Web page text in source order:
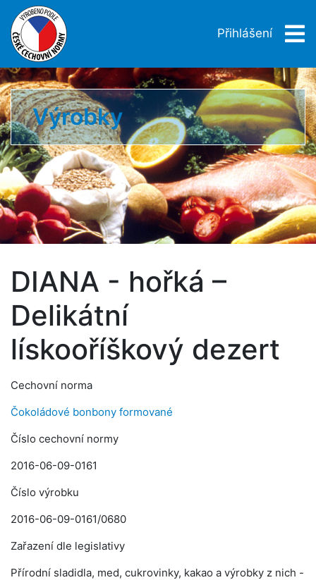
Přihlášení
Výrobky
DIANA - hořká –
Delikátní
lískooříškový dezert
Cechovní norma
Čokoládové bonbony formované
Číslo cechovní normy
2016-06-09-0161
Číslo výrobku
2016-06-09-0161/0680
Zařazení dle legislativy
Přírodní sladidla, med, cukrovinky, kakao a výrobky z nich -